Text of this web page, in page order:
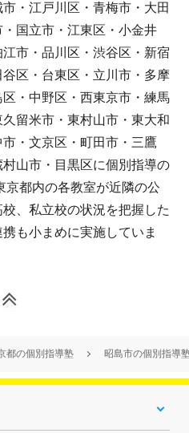
・江戸川区・青梅市・大田
国立市・江東区・小金井
市・品川区・渋谷区・新宿
区・台東区・立川市・多摩
・中野区・西東京市・練馬
留米市・東村山市・東大和
・文京区・町田市・三鷹
山市・目黒区に個別指導の
京都内の各教室が近隣の公
、私立校の状況を把握した
も小まめに実施していま
都の個別指導塾 昭島市の個別指導